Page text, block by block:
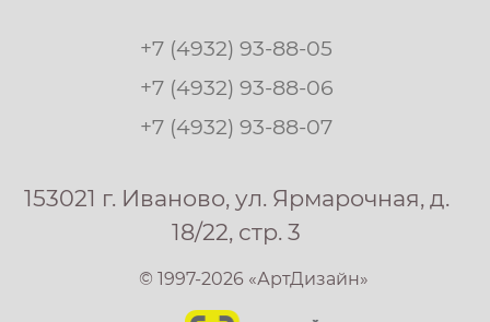
+7 (4932) 93-88-05
+7 (4932) 93-88-06
+7 (4932) 93-88-07
153021 г. Иваново, ул. Ярмарочная, д.
18/22, стр. 3
© 1997-2026 «АртДизайн»